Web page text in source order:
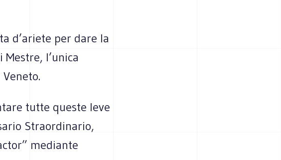
d’ariete per dare la
l’unica
tutte queste leve
Straordinario,
mediante